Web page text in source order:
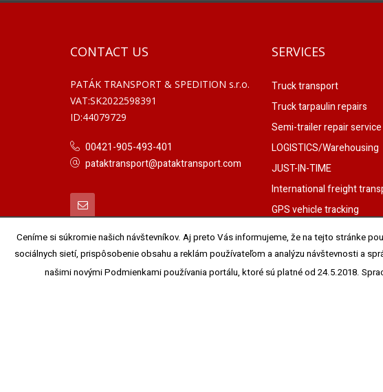
CONTACT US
PATÁK TRANSPORT & SPEDITION s.r.o.
VAT:SK2022598391
ID:44079729
00421-905-493-401
pataktransport@pataktransport.com
SERVICES
Truck transport
Truck tarpaulin repairs
Semi-trailer repair service
LOGISTICS/Warehousing
JUST-IN-TIME
International freight
GPS vehicle tracking
Full loads and part loads,
transport
Freight forwarding
Ceníme si súkromie našich návštevníkov. Aj preto Vás informujeme, že na tejto stránke
sociálnych sietí, prispôsobenie obsahu a reklám používateľom a analýzu návštevnosti a
našimi novými Podmienkami používania portálu, ktoré sú platné od 24.5.2018.